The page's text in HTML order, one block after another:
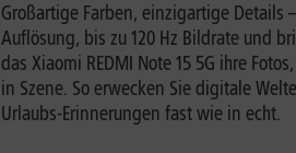
Großartige Farben, einzigartige Details
Auflösung, bis zu 120 Hz Bildrate und
das Xiaomi REDMI Note 15 5G ihre
in Szene. So erwecken Sie digitale
Urlaubs-Erinnerungen fast wie in echt.